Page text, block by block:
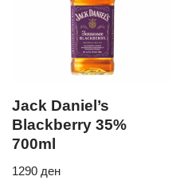
Jack Daniel’s
Blackberry 35%
700ml
1290 ден